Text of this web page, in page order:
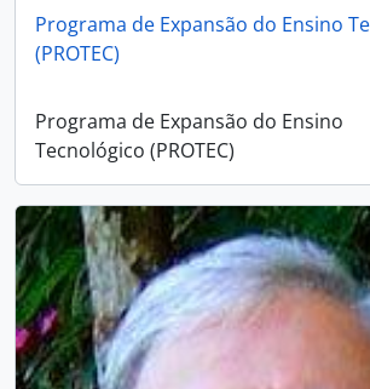
Programa de Expansão do Ensino
(PROTEC)
Programa de Expansão do Ensino
Tecnológico (PROTEC)